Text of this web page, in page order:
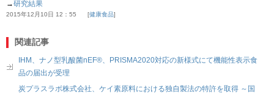
→研究結果
2015年12月10日 12：55 健康食品
関連記事
IHM、ナノ型乳酸菌nEF®、PRISMA2020対応の新様式にて機能性表示食
品の届出が受理
炭プラスラボ株式会社、ケイ素原料における独自製法の特許を取得 ～国